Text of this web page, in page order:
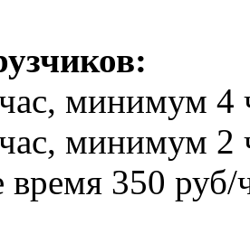
минимум 4
минимум 2
время 350